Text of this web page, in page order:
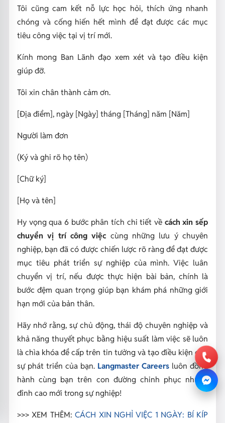
Tôi cũng cam kết nỗ lực học hỏi, thích ứng nhanh
chóng và cống hiến hết mình để đạt được các mục
tiêu công việc tại vị trí mới.
Kính mong Ban Lãnh đạo xem xét và tạo điều kiện
giúp đỡ.
Tôi xin chân thành cảm ơn.
[Địa điểm], ngày [Ngày] tháng [Tháng] năm [Năm]
Người làm đơn
(Ký và ghi rõ họ tên)
[Chữ ký]
[Họ và tên]
Hy vọng qua 6 bước phân tích chi tiết về cách xin sếp
chuyển vị trí công việc cùng những lưu ý chuyên
nghiệp, bạn đã có được chiến lược rõ ràng để đạt được
mục tiêu phát triển sự nghiệp của mình. Việc luân
chuyển vị trí, nếu được thực hiện bài bản, chính là
bước đệm quan trọng giúp bạn khám phá những giới
hạn mới của bản thân.
Hãy nhớ rằng, sự chủ động, thái độ chuyên nghiệp và
khả năng thuyết phục bằng hiệu suất làm việc sẽ luôn
là chìa khóa để cấp trên tin tưởng và tạo điều kiện cho
sự phát triển của bạn. Langmaster Careers luôn đồng
hành cùng bạn trên con đường chinh phục những
đỉnh cao mới trong sự nghiệp!
>>> XEM THÊM:CÁCH XIN NGHỈ VIỆC 1 NGÀY: BÍ KÍP